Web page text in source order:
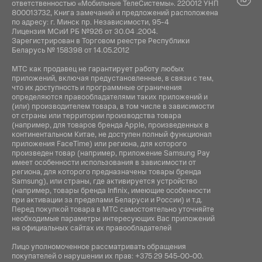
ответственностью «Мобильные ТелеСистемы». 220012 УНП
800013732, Книга замечаний и предложений расположена
по адресу: г. Минск пр. Независимости, 95-4
Лицензия МСиИ РБ №926 от 30.04 .2004.
Зарегистрирован в Торговом реестре Республики
Беларусь № 158398 от 14.05.2012
МТС как продавец не гарантирует работу любых
приложений, включая предустановленные, в связи с тем,
что их доступность и программные ограничения
определяются правообладателями таких приложений и
(или) производителем товара, в том числе в зависимости
от страны или территории производства товара
(например, для товаров бренда Apple, произведенных в
континентальном Китае, не доступен полный функционал
приложения FaceTime) или региона, для которого
произведен товар (например, приложение Samsung Pay
имеет особенности использования в зависимости от
региона, для которого предназначены товары бренда
Samsung), или страны, где активируется устройство
(например, товары бренда Infiniх, имеющие особенности
при активации за пределами Беларуси и России) и т.д.
Перед покупкой товара в МТС самостоятельно уточняйте
необходимые параметры интересующих Вас приложений
на официальных сайтах их правообладателей
Лицо уполномоченное рассматривать обращения
покупателей о нарушении их прав: +375 29 545-00-00.